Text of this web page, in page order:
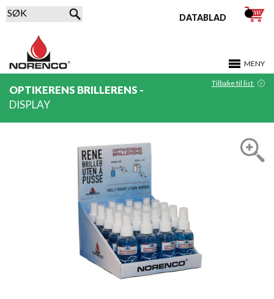
MENY
DATABLAD
OPTIKERENS BRILLERENS -
DISPLAY
Tilbake til list